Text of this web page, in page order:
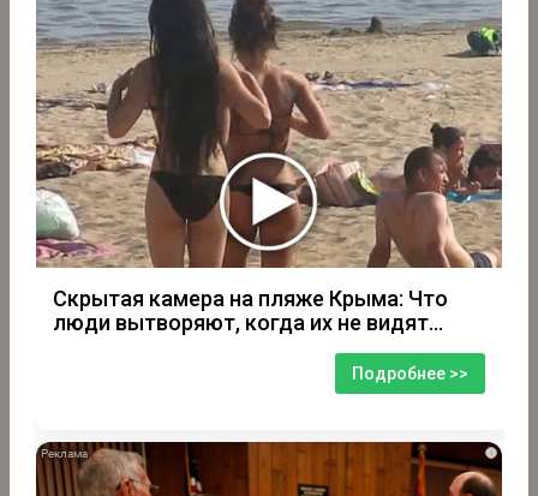
Скрытая камера на пляже Крыма: Что
люди вытворяют, когда их не видят...
Подробнее >>
i